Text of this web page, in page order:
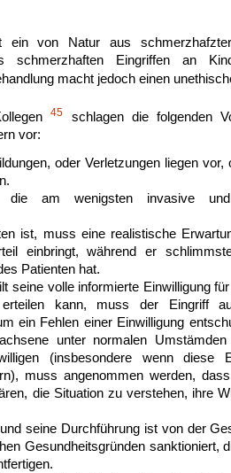
ein von Natur aus
schmerzhaften Eingriffen an
macht jedoch einen
45
schlagen die folgenden
vor:
oder Verletzungen liegen
die am wenigsten invasive
ist, muss eine realistische
einbringt, während er
Patienten hat.
seine volle informierte Einwilligung
kann, muss der Eingriff
ein Fehlen einer Einwilligung
unter normalen
(insbesondere wenn diese
muss angenommen werden,
die Situation zu verstehen, ihre
seine Durchführung ist von der
Gesundheitsgründen sanktioniert,